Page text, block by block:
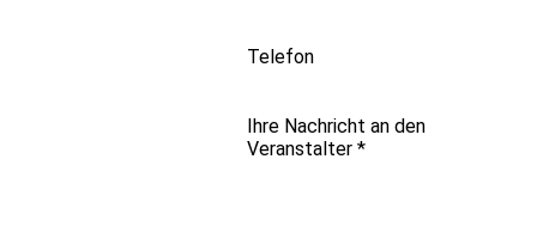
Telefon
Ihre Nachricht an den
Veranstalter *